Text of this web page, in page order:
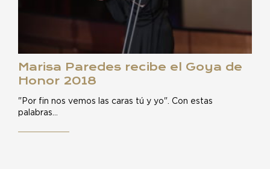
Marisa Paredes recibe el Goya de
Honor 2018
"Por fin nos vemos las caras tú y yo". Con estas
palabras…